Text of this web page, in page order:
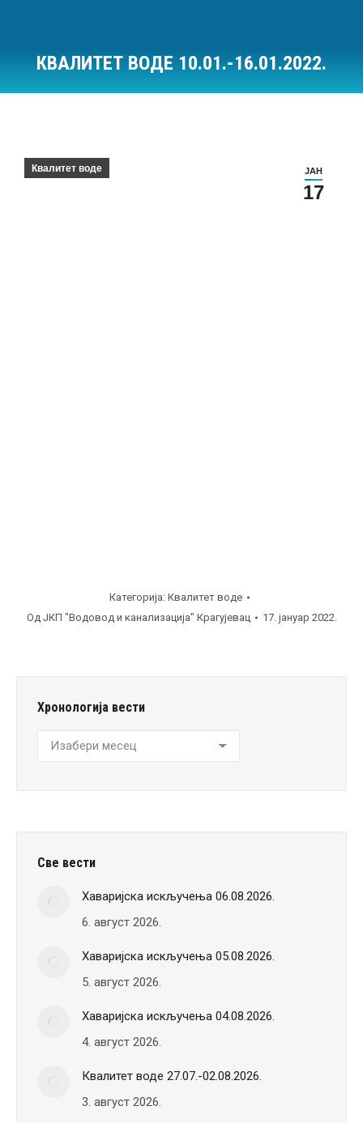
КВАЛИТЕТ ВОДЕ 10.01.-16.01.2022.
ЈАН
17
Квалитет воде
Категорија: Квалитет воде
Од ЈКП "Водовод и канализација" Крагујевац 17. јануар 2022.
Хронологија вести
Хронологија
вести
Све вести
Хаваријска искључења 06.08.2026.
6. август 2026.
Хаваријска искључења 05.08.2026.
5. август 2026.
Хаваријска искључења 04.08.2026.
4. август 2026.
Квалитет воде 27.07.-02.08.2026.
3. август 2026.